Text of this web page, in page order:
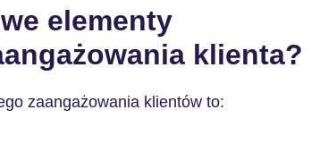
elementy
klienta?
zaangażowania klientów to: